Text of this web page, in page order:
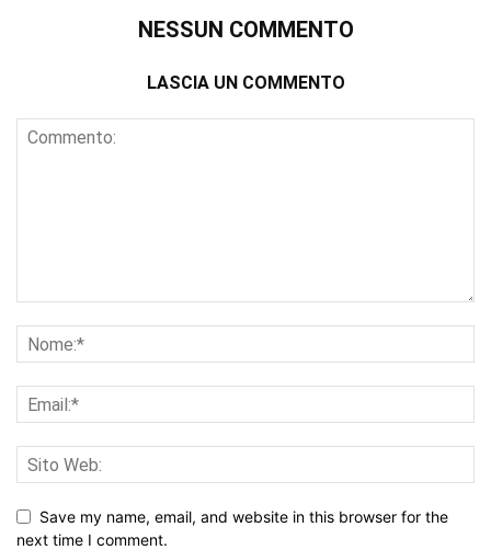
NESSUN COMMENTO
LASCIA UN COMMENTO
Save my name, email, and website in this browser for the
next time I comment.